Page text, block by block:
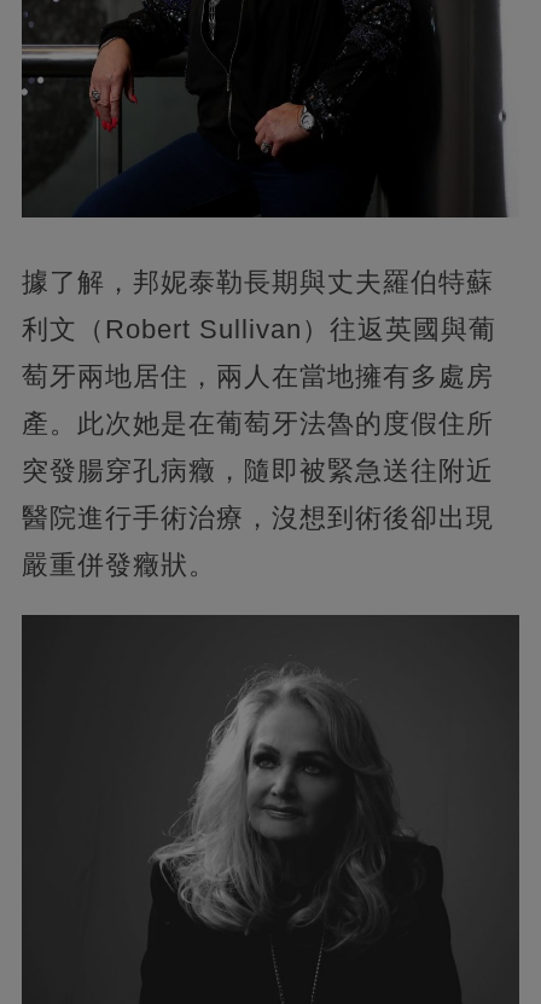
據了解，邦妮泰勒長期與丈夫羅伯特蘇
利文（Robert Sullivan）往返英國與葡
萄牙兩地居住，兩人在當地擁有多處房
產。此次她是在葡萄牙法魯的度假住所
突發腸穿孔病癥，隨即被緊急送往附近
醫院進行手術治療，沒想到術後卻出現
嚴重併發癥狀。